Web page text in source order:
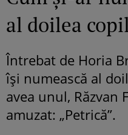
al doilea
Întrebat de Horia
își numească al
avea unul, Răzvan
amuzat: „Petrică”.